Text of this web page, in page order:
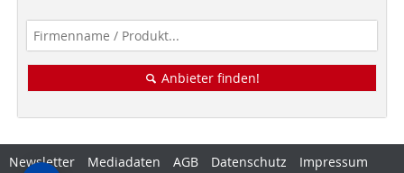
Anbieter finden!
Newsletter Mediadaten AGB Datenschutz
Impressum